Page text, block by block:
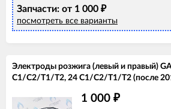
Запчасти: от 1 000 ₽
посмотреть все варианты
Электроды розжига (левый и правый)
C1/C2/T1/T2, 24 C1/C2/T1/T2 (после
1 000 ₽